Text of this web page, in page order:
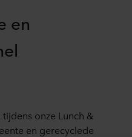
en
tijdens onze Lunch &
en gerecyclede